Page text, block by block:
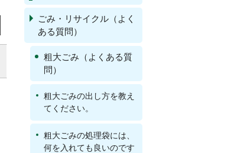
ごみ・リサイクル（よく
ある質問）
粗大ごみ（よくある質
問）
粗大ごみの出し方を教え
てください。
粗大ごみの処理袋には、
何を入れても良いのです